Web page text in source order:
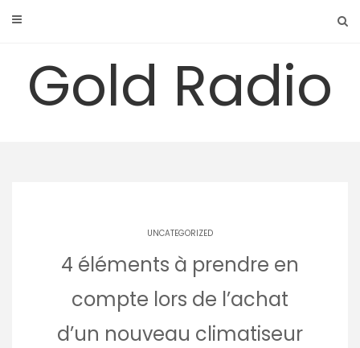
Gold Radio
UNCATEGORIZED
4 éléments à prendre en
compte lors de l’achat
d’un nouveau climatiseur